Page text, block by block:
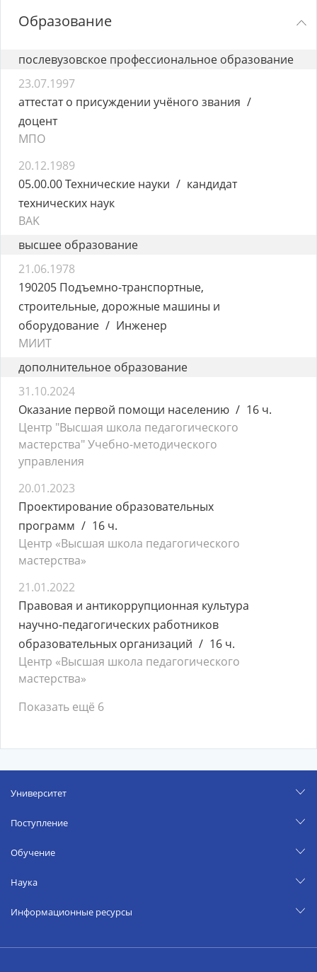
Образование
послевузовское профессиональное образование
23.07.1997
аттестат о присуждении учёного звания
доцент
MПO
20.12.1989
05.00.00 Технические науки
кандидат
технических наук
BAK
высшее образование
21.06.1978
190205 Подъемно-транспортные,
строительные, дорожные машины и
оборудование
Инженер
МИИТ
дополнительное образование
31.10.2024
Оказание первой помощи населению
16 ч.
Центр "Высшая школа педагогического
мастерства" Учебно-методического
управления
20.01.2023
Проектирование образовательных
программ
16 ч.
Центр «Высшая школа педагогического
мастерства»
21.01.2022
Правовая и антикоррупционная культура
научно-педагогических работников
образовательных организаций
16 ч.
Центр «Высшая школа педагогического
мастерства»
Показать ещё 6
Университет
Поступление
Обучение
Наука
Информационные ресурсы